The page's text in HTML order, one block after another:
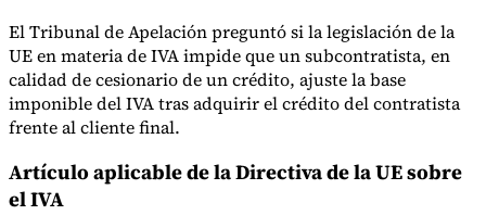
El Tribunal de Apelación preguntó si la legislación de la
UE en materia de IVA impide que un subcontratista, en
calidad de cesionario de un crédito, ajuste la base
imponible del IVA tras adquirir el crédito del contratista
frente al cliente final.
Artículo aplicable de la Directiva de la UE sobre
el IVA